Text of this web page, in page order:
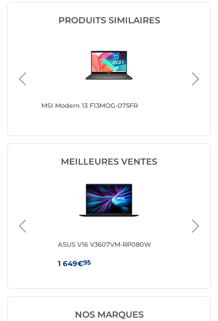
PRODUITS SIMILAIRES
MSI Modern 13 F13MOG-075FR
MEILLEURES VENTES
ASUS V16 V3607VM-RP080W
1 649€95
NOS MARQUES